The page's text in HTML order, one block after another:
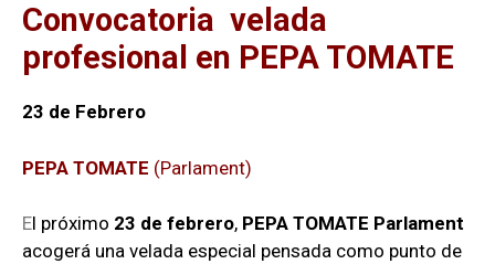
Convocatoria velada
profesional en PEPA TOMATE
23 de Febrero
PEPA TOMATE (Parlament)
El próximo 23 de febrero, PEPA TOMATE Parlament
acogerá una velada especial pensada como punto de